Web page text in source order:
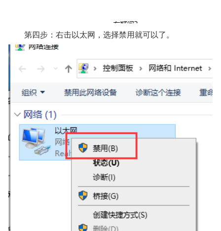
第四步：右击以太网，选择禁用就可以了。